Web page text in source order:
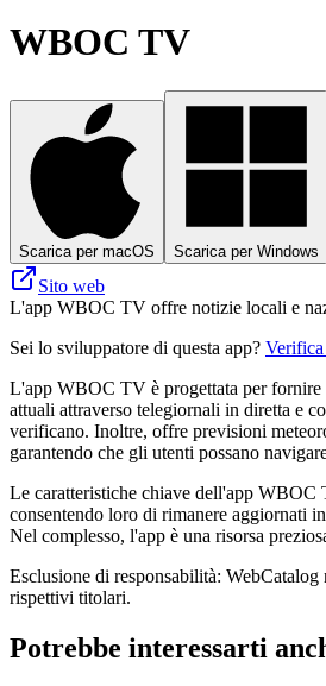
WBOC TV
Scarica per macOS Scarica per Windows
Sito web
L'app WBOC TV offre notizie locali e
Sei lo sviluppatore di questa app?
L'app WBOC TV è progettata per
attuali attraverso telegiornali in diretta e
verificano. Inoltre, offre previsioni
garantendo che gli utenti possano
Le caratteristiche chiave dell'app
consentendo loro di rimanere aggiornati
Nel complesso, l'app è una risorsa
Esclusione di responsabilità:
rispettivi titolari.
Potrebbe interessarti